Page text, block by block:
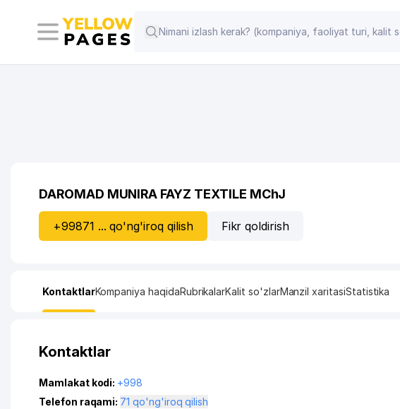
DAROMAD MUNIRA FAYZ TEXTILE MChJ
+99871 ... qo'ng'iroq qilish Fikr qoldirish
KontaktlarKompaniya haqidaRubrikalarKalit so'zlarManzil xaritasiStatistika
Kontaktlar
Mamlakat kodi: +998
Telefon raqami:
71 qo'ng'iroq qilish